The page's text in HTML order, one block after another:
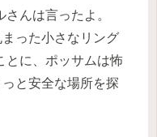
んは言ったよ。
まった小さなリング
とに、ポッサムは怖
と安全な場所を探